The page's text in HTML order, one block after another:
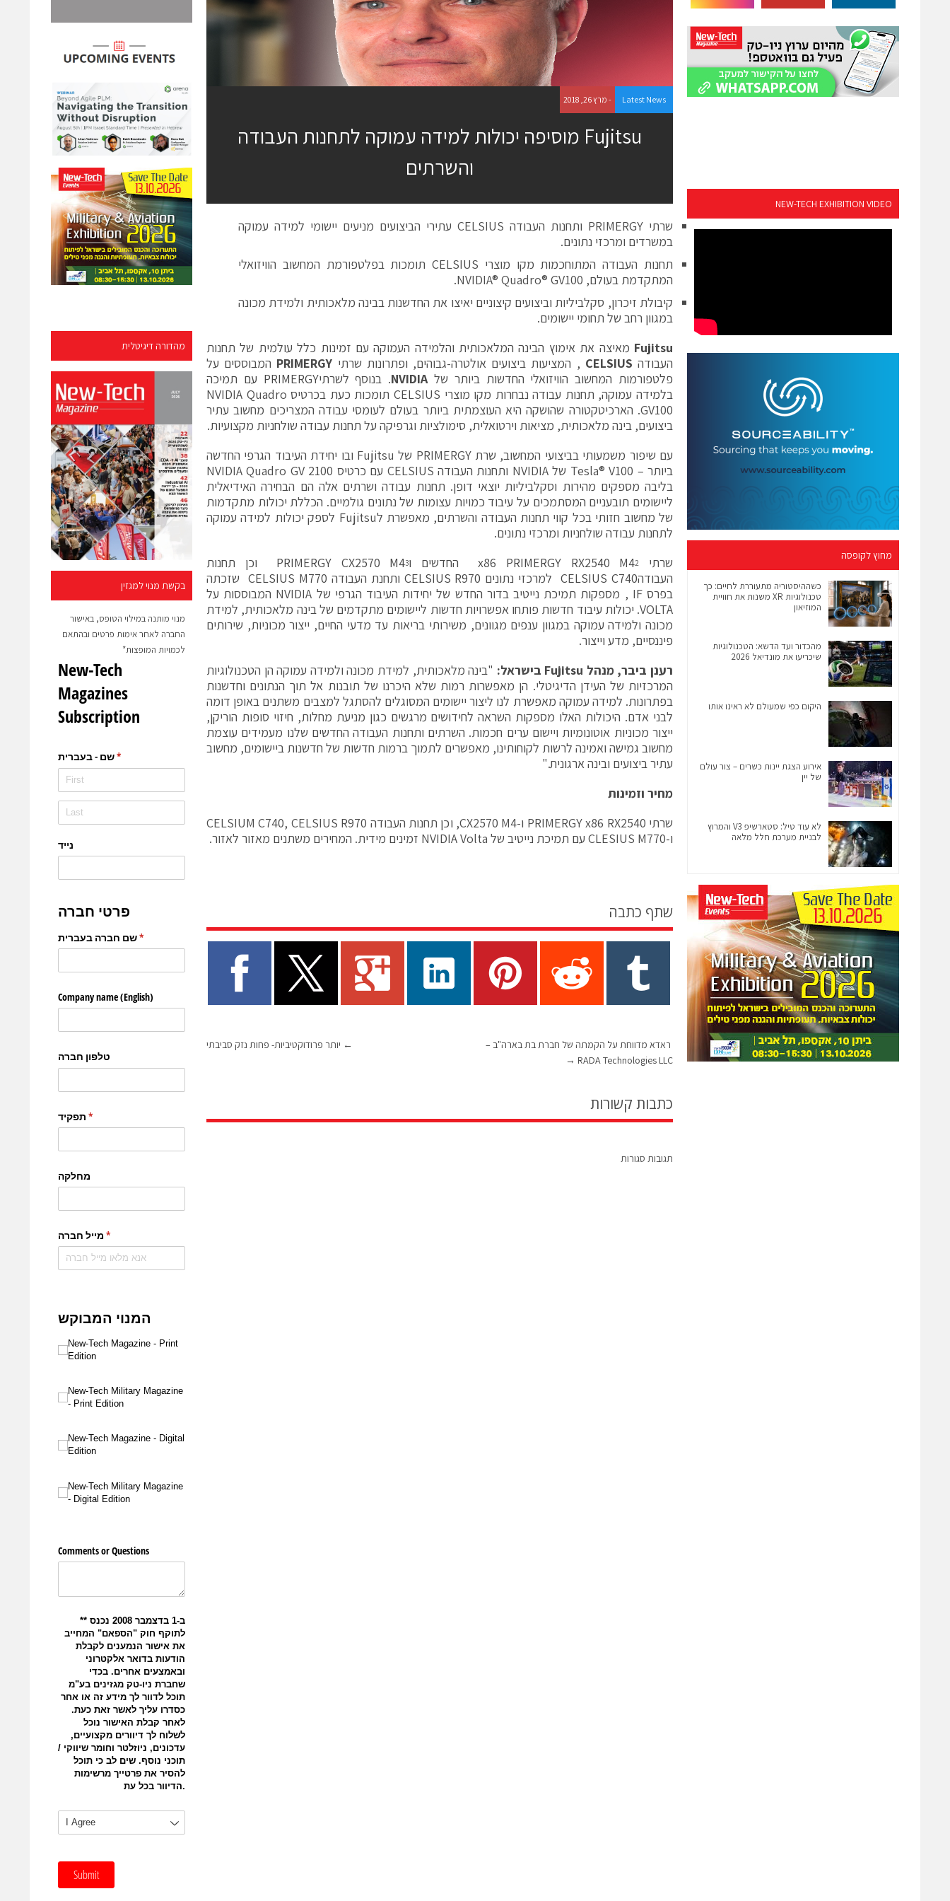
מהדורה דיגיטלית
בקשת מנוי למגזין
מנוי מותנה במילוי הטופס, באישור
החברה לאחר אימות פרטים ובהתאם
לכמויות המופצות*
Latest News - מרץ 26, 2018
Fujitsu מוסיפה יכולות למידה עמוקה לתחנות העבודה
והשרתים
שרתי PRIMERGY ותחנות העבודה CELSIUS עתירי הביצועים מניעים יישומי למידה עמוקה
במשרדים ומרכזי נתונים.
תחנות העבודה המתוחכמות מקו מוצרי CELSIUS תומכות בפלטפורמת המחשוב הוויזואלי
המתקדמת בעולם, NVIDIA® Quadro® GV100.
קיבולת זיכרון, סקלביליות וביצועים קיצוניים יאיצו את החדשנות בבינה מלאכותית ולמידת מכונה
במגוון רחב של תחומי יישומים.
Fujitsu מאיצה את אימוץ הבינה המלאכותית והלמידה העמוקה עם זמינות כלל עולמית של תחנות
העבודה CELSIUS , המציעות ביצועים אולטרה-גבוהים, ופתרונות שרתי PRIMERGY המבוססים על
פלטפורמות המחשוב הוויזואלי החדשות ביותר שלNVIDIA. בנוסף ל
שרתיPRIMERGY עם תמיכה
בלמידה עמוקה
, תחנות עבודה נבחרות מקו מוצרי CELSIUS תומכות כעת בכרטיס NVIDIA Quadro
GV100. הארכיטקטורה שהושקה היא העוצמתית ביותר בעולם לעומסי עבודה המצריכים מחשוב עתיר
ביצועים, בינה מלאכותית, מציאות וירטואלית, סימולציות וגרפיקה על תחנות עבודה שולחניות מקצועיות.
עם שיפור משמעותי בביצועי המחשוב, שרת PRIMERGY של Fujitsu ובו יחידת העיבוד הגרפי החדשה
ביותר – Tesla® V100 של NVIDIA ותחנות העבודה CELSIUS עם כרטיס NVIDIA Quadro GV 2100
בליבה מספקים מהירות וסקלביליות יוצאי דופן. תחנות עבודה ושרתים אלה הם הבחירה האידיאלית
ליישומים תובעניים המסתמכים על עיבוד כמויות עצומות של נתונים גולמיים. הכללת יכולות מתקדמות
של מחשוב חזותי בכל קווי תחנות העבודה והשרתים, מאפשרת לFujitsu לספק יכולות למידה עמוקה
לתחנות עבודה שולחניות ומרכזי נתונים.
שרתי x86
PRIMERGY RX2540 M42 החדשים ו PRIMERGY CX2570 M43
וכן תחנות
העבודהCELSIUS C740למרכזי נתונים CELSIUS R970 ותחנת העבודה CELSIUS M770 שזכתה
בפרס IF , מספקות תמיכת נייטיב בדור החדש של יחידות העיבוד הגרפי של NVIDIA המבוססות על
VOLTA. יכולות עיבוד חדשות פותחו אפשרויות חדשות ליישומים מתקדמים של בינה מלאכותית, למידת
מכונה ולמידה עמוקה במגוון ענפים מגוונים, משירותי בריאות עד מדעי החיים, ייצור מכוניות, שירותים
פיננסיים, מדע וייצור.
רענן ביבר, מנהל Fujitsu בישראל: "בינה מלאכותית, למידת מכונה ולמידה עמוקה הן הטכנולוגיות
המרכזיות של העידן הדיגיטלי. הן מאפשרות רמות שלא היכרנו של תובנות אל תוך הנתונים וחדשנות
בפתרונות. למידה עמוקה מאפשרת לנו ליצור יישומים המסוגלים להסתגל למצבים משתנים באופן דומה
לבני אדם. היכולות האלו מספקות השראה לחידושים מרגשים כגון מניעת מחלות, חיזוי סופות הוריקן,
ייצור מכוניות אוטונומיות ויישום ערים חכמות. השרתים ותחנות העבודה החדשים שלנו מעמידים עוצמת
מחשוב גמישה ואמינה לרשות לקוחותינו, מאפשרים לתמוך ברמות חדשות של חדשנות ביישומים, מחשוב
עתיר ביצועים ובינה ארגונית."
מחיר וזמינות
שרתי PRIMERGY x86 RX2540 ו-CX2570 M4, וכן תחנות העבודה CELSIUM C740, CELSIUS R970
ו-CLESIUS M770 עם תמיכת נייטיב של NVIDIA Volta זמינים מידית. המחירים משתנים מאזור לאזור.
שתף כתבה
← יותר פרודוקטיביות- פחות נזק סביבתי
ראדא מדווחת על הקמתה של חברת בת בארה"ב –
RADA Technologies LLC
→
כתבות קשורות
תגובות סגורות
NEW-TECH EXHIBITION VIDEO
מחוץ לקופסה
כשההיסטוריה מתעוררת לחיים: כך
טכנולוגיות XR משנות את חוויית
המוזיאון
מהכדור ועד הדשא: הטכנולוגיות
שיכריעו את מונדיאל 2026
היקום כפי שמעולם לא ראינו אותו
אירוע הצגת יינות כשרים – צור עולם
של יין
לא עוד טיל: סטארשיפ V3 והמרוץ
לבניית מערכת חלל מלאה